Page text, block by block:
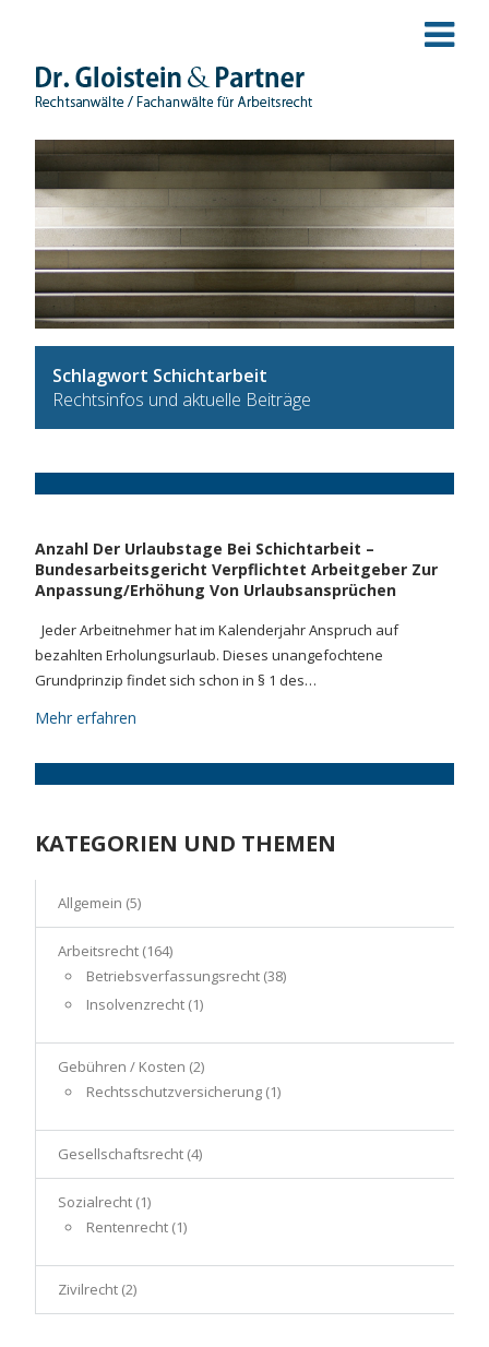
Schlagwort Schichtarbeit
Rechtsinfos und aktuelle Beiträge
Anzahl Der Urlaubstage Bei Schichtarbeit –
Bundesarbeitsgericht Verpflichtet Arbeitgeber Zur
Anpassung/Erhöhung Von Urlaubsansprüchen
Jeder Arbeitnehmer hat im Kalenderjahr Anspruch auf
bezahlten Erholungsurlaub. Dieses unangefochtene
Grundprinzip findet sich schon in § 1 des…
Mehr erfahren
KATEGORIEN UND THEMEN
Allgemein (5)
Arbeitsrecht (164)
Betriebsverfassungsrecht (38)
Insolvenzrecht (1)
Gebühren / Kosten (2)
Rechtsschutzversicherung (1)
Gesellschaftsrecht (4)
Sozialrecht (1)
Rentenrecht (1)
Zivilrecht (2)